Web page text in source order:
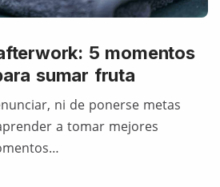
5 momentos
sumar fruta
ni de ponerse metas
a tomar mejores